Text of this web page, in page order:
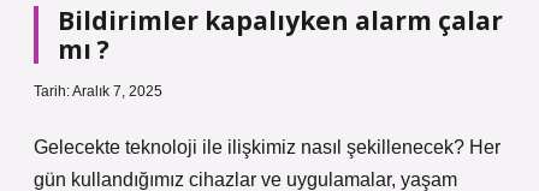
Bildirimler kapalıyken alarm çalar
mı ?
Tarih: Aralık 7, 2025
Gelecekte teknoloji ile ilişkimiz nasıl şekillenecek? Her
gün kullandığımız cihazlar ve uygulamalar, yaşam